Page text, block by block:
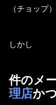
（チョップ）
しかし
件のメ
理店かつ